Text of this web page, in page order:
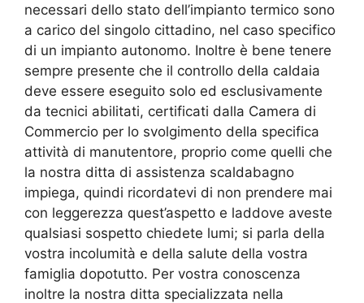
necessari dello stato dell’impianto termico sono
a carico del singolo cittadino, nel caso specifico
di un impianto autonomo. Inoltre è bene tenere
sempre presente che il controllo della caldaia
deve essere eseguito solo ed esclusivamente
da tecnici abilitati, certificati dalla Camera di
Commercio per lo svolgimento della specifica
attività di manutentore, proprio come quelli che
la nostra ditta di assistenza scaldabagno
impiega, quindi ricordatevi di non prendere mai
con leggerezza quest’aspetto e laddove aveste
qualsiasi sospetto chiedete lumi; si parla della
vostra incolumità e della salute della vostra
famiglia dopotutto. Per vostra conoscenza
inoltre la nostra ditta specializzata nella